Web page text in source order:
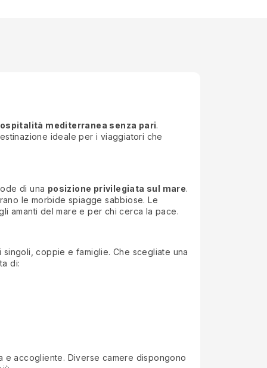
mediterranea senza pari.
ideale per i viaggiatori che
di una posizione privilegiata sul mare.
le morbide spiagge sabbiose. Le
amanti del mare e per chi cerca la pace.
coppie e famiglie. Che scegliate una
di:
e accogliente. Diverse camere dispongono